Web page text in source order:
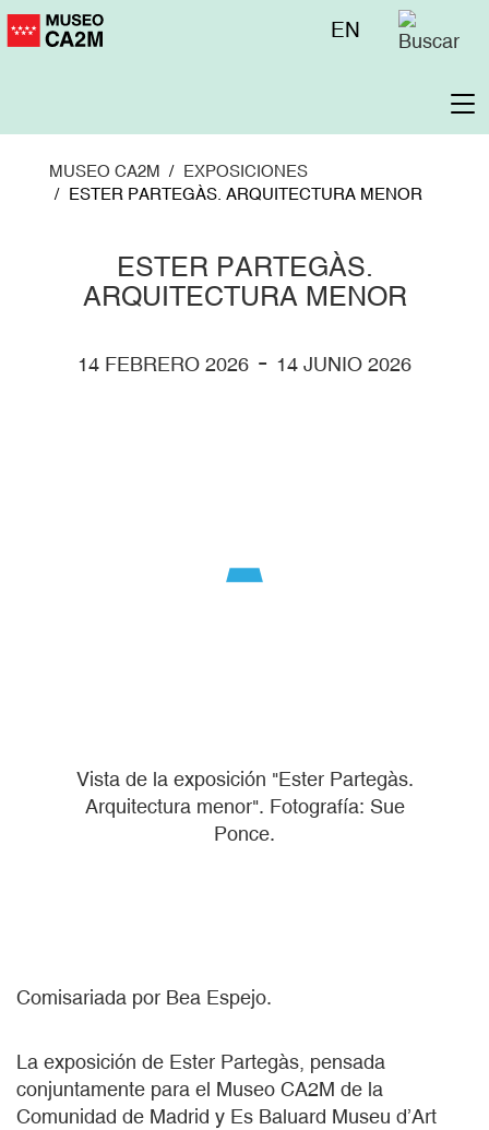
Pasar
Menú
EN
MUSEO CA2M
EXPOSICIONES
ESTER PARTEGÀS. ARQUITECTURA MENOR
ESTER PARTEGÀS.
ARQUITECTURA MENOR
14 FEBRERO 2026 - 14 JUNIO 2026
Vista de la exposición "Ester Partegàs.
Arquitectura menor". Fotografía: Sue
Ponce.
Comisariada por Bea Espejo.
La exposición de Ester Partegàs, pensada
conjuntamente para el Museo CA2M de la
Comunidad de Madrid y Es Baluard Museu d’Art